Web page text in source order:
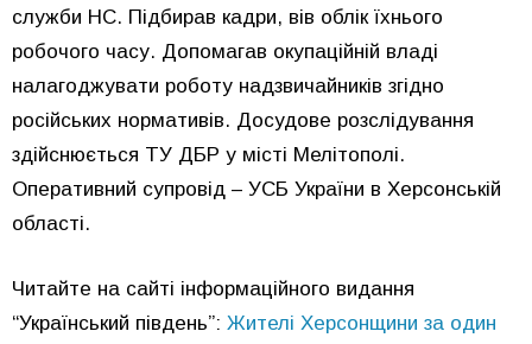
служби НС. Підбирав кадри, вів облік їхнього
робочого часу. Допомагав окупаційній владі
налагоджувати роботу надзвичайників згідно
російських нормативів. Досудове розслідування
здійснюється ТУ ДБР у місті Мелітополі.
Оперативний супровід – УСБ України в Херсонській
області.
Читайте на сайті інформаційного видання
“Український південь”: Жителі Херсонщини за один